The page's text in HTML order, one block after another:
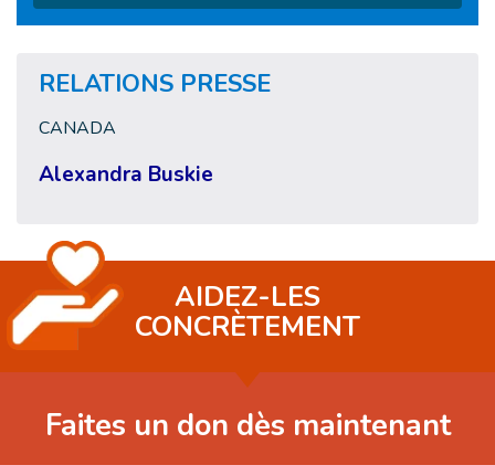
RELATIONS PRESSE
CANADA
Alexandra Buskie
AIDEZ-LES
CONCRÈTEMENT
Faites un don dès maintenant